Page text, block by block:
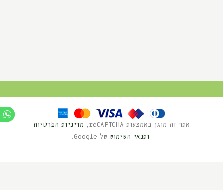
אתר זה מוגן באמצעות reCAPTCHA,
מדיניות הפרטיות
ותנאי השימוש של Google.